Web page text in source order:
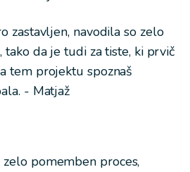
zastavljen, navodila so zelo
tako da je tudi za tiste, ki prvič
tem projektu spoznaš
- Matjaž
pomemben proces,